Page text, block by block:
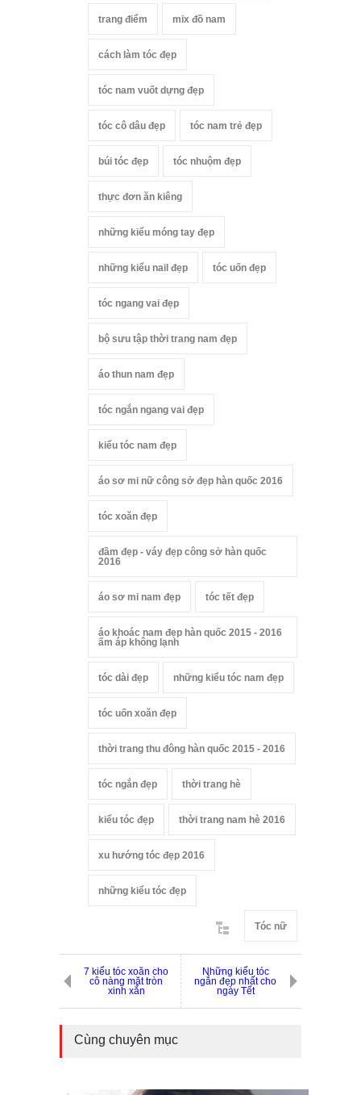
trang điểm mix đồ nam
cách làm tóc đẹp
tóc nam vuốt dựng đẹp
tóc cô dâu đẹp tóc nam trẻ đẹp
búi tóc đẹp tóc nhuộm đẹp
thực đơn ăn kiêng
những kiểu móng tay đẹp
những kiểu nail đẹp tóc uốn đẹp
tóc ngang vai đẹp
bộ sưu tập thời trang nam đẹp
áo thun nam đẹp
tóc ngắn ngang vai đẹp
kiểu tóc nam đẹp
áo sơ mi nữ công sở đẹp hàn quốc 2016
tóc xoăn đẹp
đầm đẹp - váy đẹp công sở hàn quốc
2016
áo sơ mi nam đẹp tóc tết đẹp
áo khoác nam đẹp hàn quốc 2015 - 2016
ấm áp không lạnh
tóc dài đẹp những kiểu tóc nam đẹp
tóc uốn xoăn đẹp
thời trang thu đông hàn quốc 2015 - 2016
tóc ngắn đẹp thời trang hè
kiểu tóc đẹp thời trang nam hè 2016
xu hướng tóc đẹp 2016
những kiểu tóc đẹp
Tóc nữ
7 kiểu tóc xoăn cho
cô nàng mặt tròn
xinh xắn
Những kiểu tóc
ngắn đẹp nhất cho
ngày Tết
Cùng chuyên mục